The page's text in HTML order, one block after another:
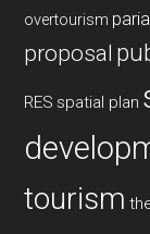
overtourism
proposal
RES spatial plan
tourism